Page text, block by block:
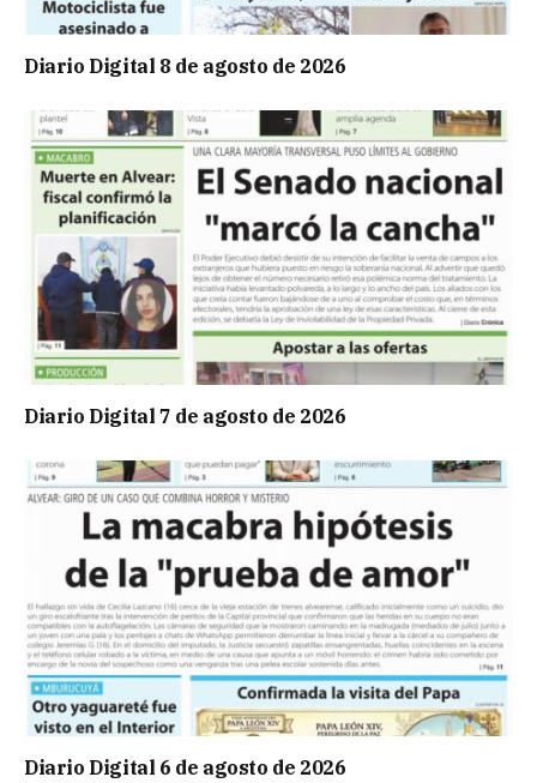
Diario Digital 8 de agosto de 2026
Diario Digital 7 de agosto de 2026
Diario Digital 6 de agosto de 2026